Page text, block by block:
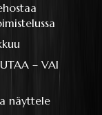
– VAI
näyttele